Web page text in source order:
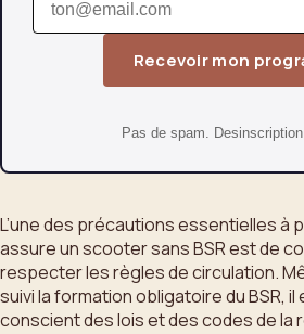
Recevoir mon
Pas de spam. Desinscription
L’une des précautions essentielles à
assure un scooter sans BSR est de
respecter les règles de circulation.
suivi la formation obligatoire du BSR, il
conscient des lois et des codes de la